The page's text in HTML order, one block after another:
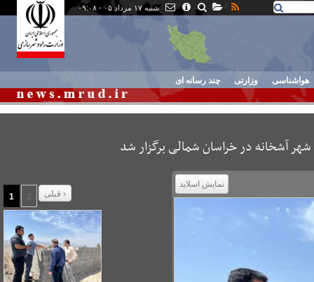
شنبه ۱۷ مرداد ۰۵ - ۰۹:۰۸
هواشناسی وزارتی چند رسانه ای
آشخانه در خراسان شمالی برگزار شد
نمایش اسلاید
1 2 قبلی ›